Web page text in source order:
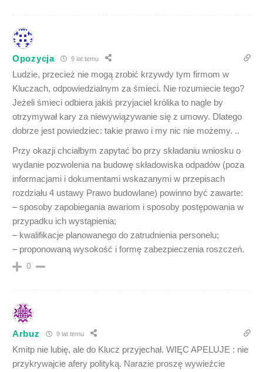
Opozycja 9 lat temu
Ludzie, przecież nie mogą zrobić krzywdy tym firmom w
Kluczach, odpowiedzialnym za śmieci. Nie rozumiecie tego?
Jeżeli śmieci odbiera jakiś przyjaciel królika to nagle by
otrzymywał kary za niewywiązywanie się z umowy. Dlatego
dobrze jest powiedziec: takie prawo i my nic nie możemy. ..
Przy okazji chciałbym zapytać bo przy składaniu wniosku o
wydanie pozwolenia na budowę składowiska odpadów (poza
informacjami i dokumentami wskazanymi w przepisach
rozdziału 4 ustawy Prawo budowlane) powinno być zawarte:
– sposoby zapobiegania awariom i sposoby postępowania w
przypadku ich wystąpienia;
– kwalifikacje planowanego do zatrudnienia personelu;
– proponowaną wysokość i formę zabezpieczenia roszczeń.
0
Arbuz 9 lat temu
Kmitp nie lubię, ale do Klucz przyjechał. WIĘC APELUJE : nie
przykrywajcie afery polityką. Narazie proszę wywieźcie